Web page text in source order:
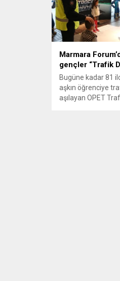
Marmara
gençler “Trafik
Bugüne kadar 81
aşkın öğrenciye
aşılayan OPET